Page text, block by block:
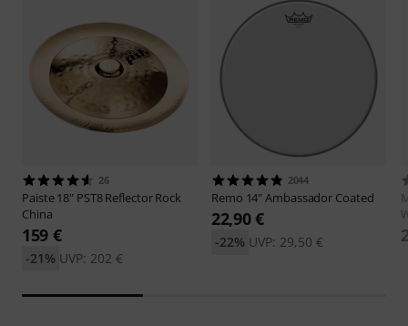
26
Paiste18" PST8 Reflector Rock
China
159 €
UVP: 202 €
-21%
2044
Remo 14" Ambassador Coated
22,90 €
UVP: 29,50 €
-22%